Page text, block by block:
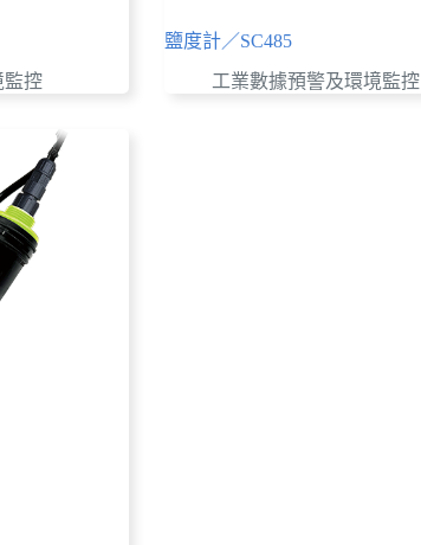
監控
鹽度計／SC485
工業數據預警及環境監控